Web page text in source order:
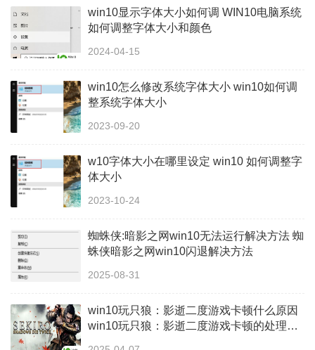
win10显示字体大小如何调 WIN10电脑系统
如何调整字体大小和颜色
2024-04-15
win10怎么修改系统字体大小 win10如何调
整系统字体大小
2023-09-20
w10字体大小在哪里设定 win10 如何调整字
体大小
2023-10-24
蜘蛛侠:暗影之网win10无法运行解决方法 蜘
蛛侠暗影之网win10闪退解决方法
2025-08-31
win10玩只狼：影逝二度游戏卡顿什么原因
win10玩只狼：影逝二度游戏卡顿的处理方